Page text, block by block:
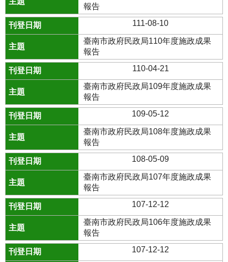
報告
111-08-10
臺南市政府民政局110年度施政成果
報告
110-04-21
臺南市政府民政局109年度施政成果
報告
109-05-12
臺南市政府民政局108年度施政成果
報告
108-05-09
臺南市政府民政局107年度施政成果
報告
107-12-12
臺南市政府民政局106年度施政成果
報告
107-12-12